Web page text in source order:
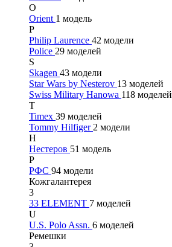
O
Orient 1 модель
P
Philip Laurence 42 модели
Police 29 моделей
S
Skagen 43 модели
Star Wars by Nesterov 13 моделей
Swiss Military Hanowa 118 моделей
T
Timex 39 моделей
Tommy Hilfiger 2 модели
Н
Нестеров 51 модель
Р
РФС 94 модели
Кожгалантерея
3
33 ELEMENT 7 моделей
U
U.S. Polo Assn. 6 моделей
Ремешки